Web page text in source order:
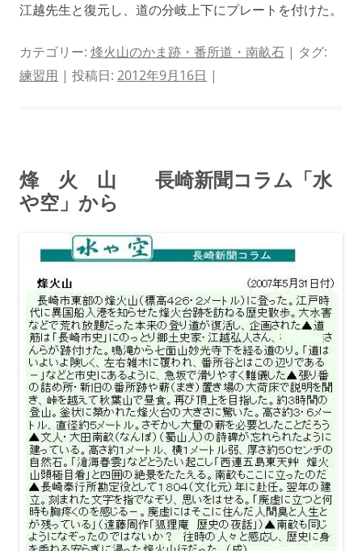
江越先生と復元し、道の分岐上下にプレートを付けた。
カテゴリー: 烽火山のかま跡・番所道・南畝石 | タグ:
練習用 | 投稿日: 2012年9月16日 |
烽 火 山 長崎新聞コラム「水
や空」から